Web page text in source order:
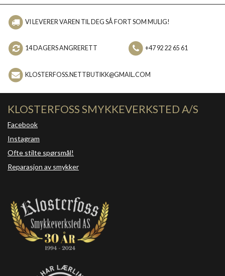
VI LEVERER VAREN TIL DEG SÅ FORT SOM MULIG!
14 DAGERS ANGRERETT +47 92 22 65 61
KLOSTERFOSS.NETTBUTIKK@GMAIL.COM
KLOSTERFOSS SMYKKEVERKSTED A/S
Facebook
Instagram
Ofte stilte spørsmål!
Reparasjon av smykker